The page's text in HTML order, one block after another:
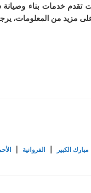
تقدم خدمات بناء
مزيد من المعلومات،
مبارك الكبير الفروانية